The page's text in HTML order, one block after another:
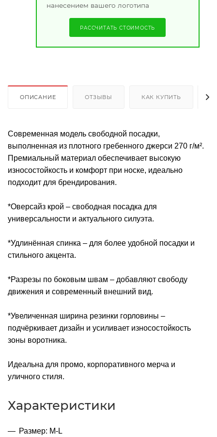
нанесением вашего логотипа
РАССЧИТАТЬ СТОИМОСТЬ
ОПИСАНИЕ ОТЗЫВЫ КАК КУПИТЬ
Современная модель свободной посадки,
выполненная из плотного гребенного джерси 270 г/м².
Премиальный материал обеспечивает высокую
износостойкость и комфорт при носке, идеально
подходит для брендирования.
*Оверсайз крой – свободная посадка для
универсальности и актуального силуэта.
*Удлинённая спинка – для более удобной посадки и
стильного акцента.
*Разрезы по боковым швам – добавляют свободу
движения и современный внешний вид.
*Увеличенная ширина резинки горловины –
подчёркивает дизайн и усиливает износостойкость
зоны воротника.
Идеальна для промо, корпоративного мерча и
уличного стиля.
Характеристики
Размер: M-L